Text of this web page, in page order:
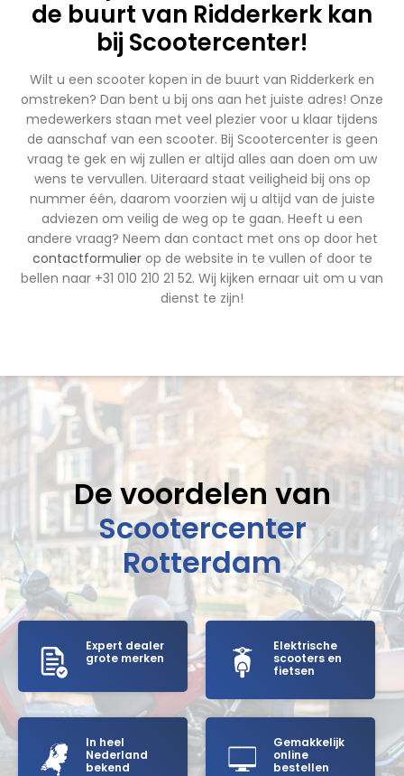
de buurt van Ridderkerk kan
bij Scootercenter!
Wilt u een scooter kopen in de buurt van Ridderkerk en
omstreken? Dan bent u bij ons aan het juiste adres! Onze
medewerkers staan met veel plezier voor u klaar tijdens
de aanschaf van een scooter. Bij Scootercenter is geen
vraag te gek en wij zullen er altijd alles aan doen om uw
wens te vervullen. Uiteraard staat veiligheid bij ons op
nummer één, daarom voorzien wij u altijd van de juiste
adviezen om veilig de weg op te gaan. Heeft u een
andere vraag? Neem dan contact met ons op door het
contactformulierop de website in te vullen of door te
bellen naar +31 010 210 21 52. Wij kijken ernaar uit om u van
dienst te zijn!
De voordelen van
Scootercenter
Rotterdam
Expert dealer
grote merken
Elektrische
scooters en
fietsen
In heel
Nederland
bekend
Gemakkelijk
online
bestellen